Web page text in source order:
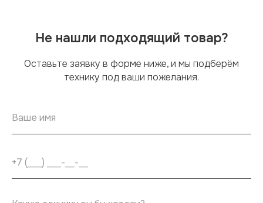
Не нашли подходящий товар?
Оставьте заявку в форме ниже, и мы подберём
технику под ваши пожелания.